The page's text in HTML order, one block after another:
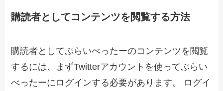
購読者としてコンテンツを閲覧する方法
購読者としてぷらいべったーのコンテンツを閲覧
するには、まずTwitterアカウントを使ってぷらい
べったーにログインする必要があります。 ログイ